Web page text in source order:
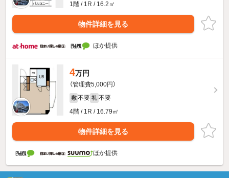
1階 / 1R / 16.2㎡
物件詳細を見る
ほか提供
4万円
（管理費5,000円）
敷 不要 礼 不要
4階 / 1R / 16.79㎡
物件詳細を見る
ほか提供